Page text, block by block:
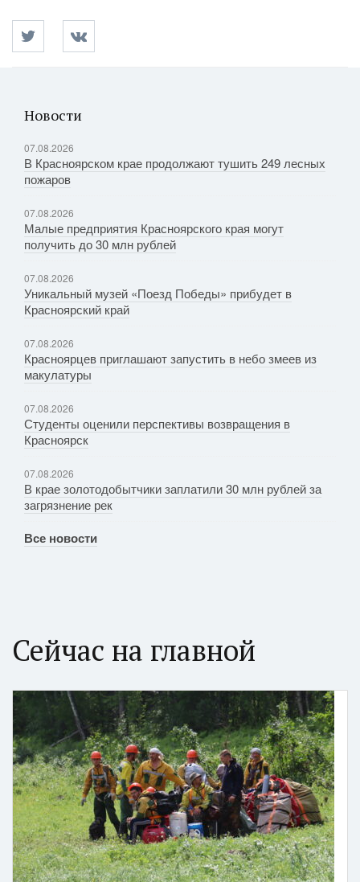
Новости
07.08.2026
В Красноярском крае продолжают тушить 249 лесных
пожаров
07.08.2026
Малые предприятия Красноярского края могут
получить до 30 млн рублей
07.08.2026
Уникальный музей «Поезд Победы» прибудет в
Красноярский край
07.08.2026
Красноярцев приглашают запустить в небо змеев из
макулатуры
07.08.2026
Студенты оценили перспективы возвращения в
Красноярск
07.08.2026
В крае золотодобытчики заплатили 30 млн рублей за
загрязнение рек
Все новости
Сейчас на главной